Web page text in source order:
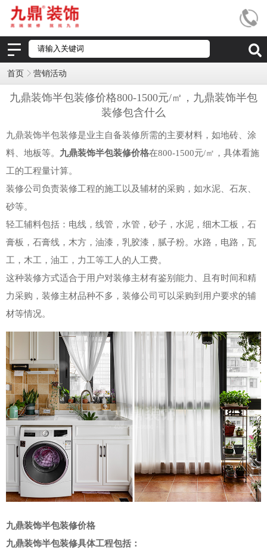
首页 营销活动
九鼎装饰半包装修价格800-1500元/㎡，九鼎装饰半包
装修包含什么
九鼎装饰半包装修是业主自备装修所需的主要材料，如地砖、涂
料、地板等。 九鼎装饰半包装修价格在800-1500元/㎡，具体看施
工的工程量计算。
装修公司负责装修工程的施工以及辅材的采购，如水泥、石灰、
砂等。
轻工辅料包括：电线，线管，水管，砂子，水泥，细木工板，石
膏板，石膏线，木方，油漆，乳胶漆，腻子粉。水路，电路，瓦
工，木工，油工，力工等工人的人工费。
这种装修方式适合于用户对装修主材有鉴别能力、且有时间和精
力采购，装修主材品种不多，装修公司可以采购到用户要求的辅
材等情况。
九鼎装饰半包装修价格
九鼎装饰半包装修具体工程包括：